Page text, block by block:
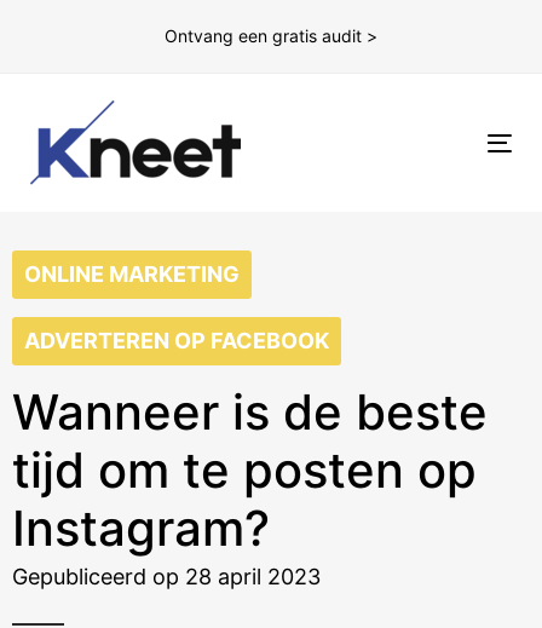
Ontvang een gratis audit >
ONLINE MARKETING
ADVERTEREN OP FACEBOOK
Wanneer is de beste
tijd om te posten op
Instagram?
Gepubliceerd op 28 april 2023